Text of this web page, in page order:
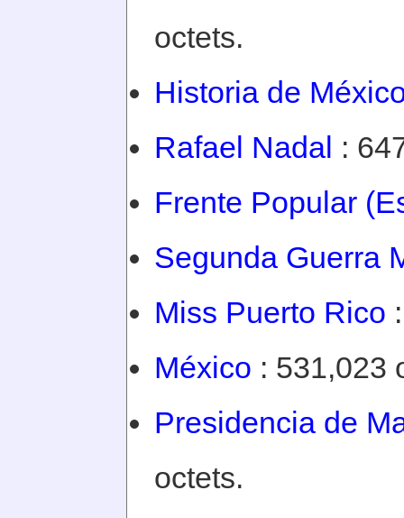
octets.
Historia de
Rafael Nadal :
Frente Popular
Segunda Guerra
Miss Puerto Rico
México : 531,023
Presidencia de
octets.